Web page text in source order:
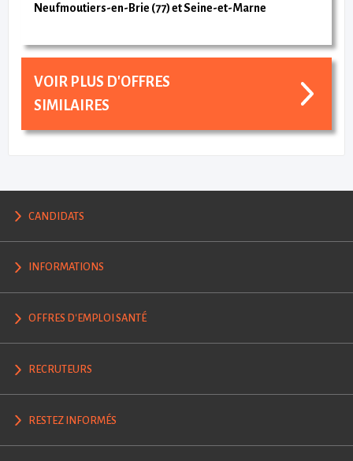
Neufmoutiers-en-Brie (77) et Seine-et-Marne
VOIR PLUS D'OFFRES
SIMILAIRES
CANDIDATS
INFORMATIONS
OFFRES D'EMPLOI SANTÉ
RECRUTEURS
RESTEZ INFORMÉS